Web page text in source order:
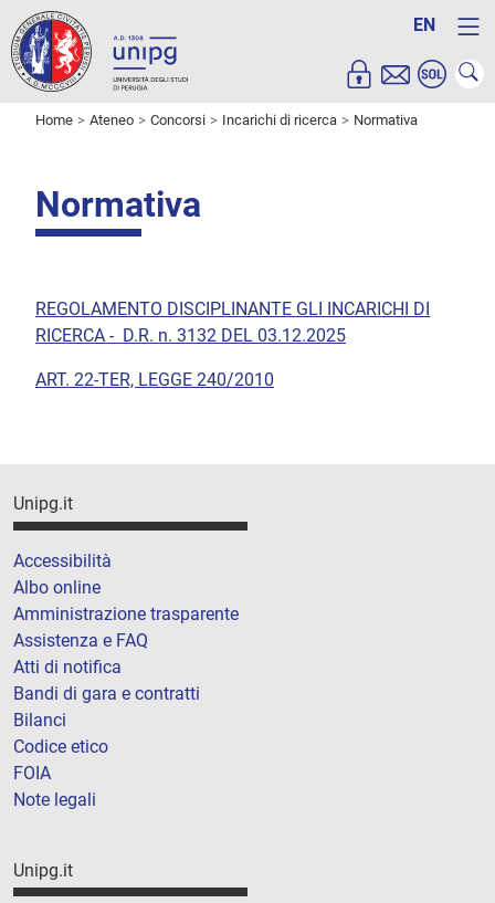
EN
Home Ateneo Concorsi Incarichi di ricerca Normativa
Normativa
REGOLAMENTO DISCIPLINANTE GLI INCARICHI DI
RICERCA - D.R. n. 3132 DEL 03.12.2025
ART. 22-TER, LEGGE 240/2010
Unipg.it
Accessibilità
Albo online
Amministrazione trasparente
Assistenza e FAQ
Atti di notifica
Bandi di gara e contratti
Bilanci
Codice etico
FOIA
Note legali
Unipg.it